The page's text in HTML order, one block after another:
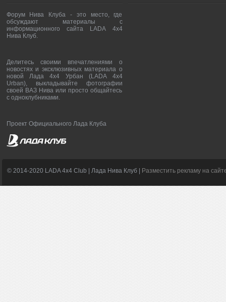
Форум Нива Клуба - это место, где
обсуждают материалы с
информационного сайта LADA 4x4
Нива Клуб.
Делитесь своими впечатлениями о
новостях и эксклюзивных материала о
новой Лада 4х4 Урбан (LADA 4x4
Urban), выкладывайте фотографии
своей ВАЗ Нива или просто общайтесь
с одноклубниками.
Проект Официального Лада Клуба
© 2014-2020 LADA 4x4 Club | Лада Нива Клуб | Разместить рекламу на